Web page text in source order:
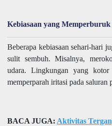
Kebiasaan yang
Beberapa kebiasaan sehari-hari
sulit sembuh. Misalnya,
udara. Lingkungan yang
memperparah iritasi pada saluran
BACA JUGA: Aktivitas